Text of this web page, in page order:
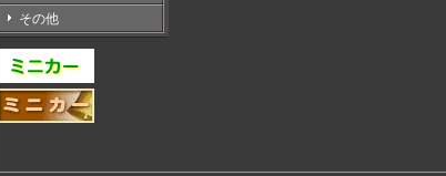
その他